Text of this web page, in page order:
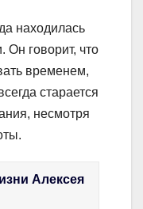
находилась
Он говорит, что
временем,
старается
несмотря
Алексея